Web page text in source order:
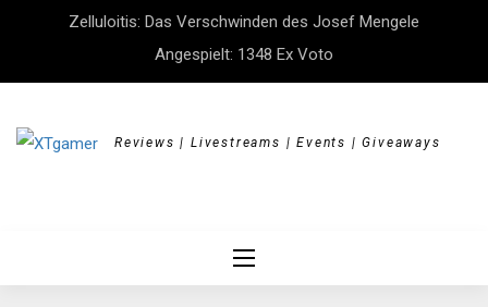
Zelluloitis: Das Verschwinden des Josef Mengele
Angespielt: 1348 Ex Voto
Reviews | Livestreams | Events | Giveaways